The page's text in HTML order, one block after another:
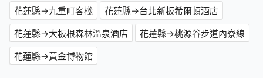
花蓮縣→九重町客棧
花蓮縣→台北新板希爾頓酒店
花蓮縣→大板根森林溫泉酒店
花蓮縣→桃源谷步道內寮線
花蓮縣→黃金博物館